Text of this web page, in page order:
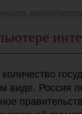
виде. Россия